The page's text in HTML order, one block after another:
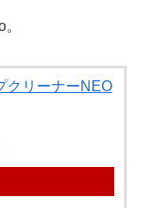
クリーナーNEO